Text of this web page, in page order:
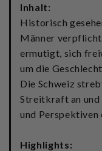
Inhalt:
Historisch
Männer
ermutigt, sich
um die
Die Schweiz
Streitkraft an und
und Perspektiven
Highlights: